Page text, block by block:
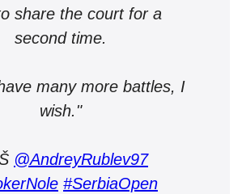
share the court for a
second time.
many more battles, I
wish."
@AndreyRublev97
#SerbiaOpen